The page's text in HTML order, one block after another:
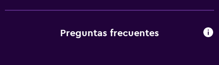
Preguntas frecuentes